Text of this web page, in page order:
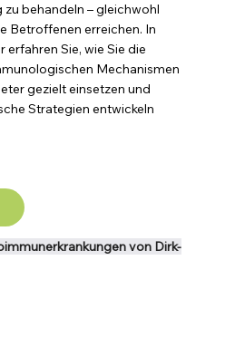
behandeln – gleichwohl
Betroffenen erreichen. In
Sie, wie Sie die
Mechanismen
gezielt einsetzen und
Strategien entwickeln
von Dirk-